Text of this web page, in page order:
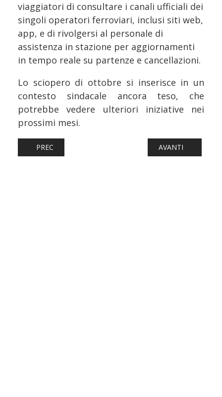
viaggiatori di consultare i canali ufficiali dei
singoli operatori ferroviari, inclusi siti web,
app, e di rivolgersi al personale di
assistenza in stazione per aggiornamenti
in tempo reale su partenze e cancellazioni.
Lo sciopero di ottobre si inserisce in un
contesto sindacale ancora teso, che
potrebbe vedere ulteriori iniziative nei
prossimi mesi.
ARTICOLO PRECEDENTE: FERROVIE: LAVORI A NAPOLI
PREC ARTICOLO
AVANTI